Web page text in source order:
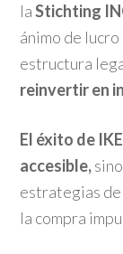
laStichting
ánimo de
estructura
reinvertir en
El éxito de
accesible,
estrategias de
la compra